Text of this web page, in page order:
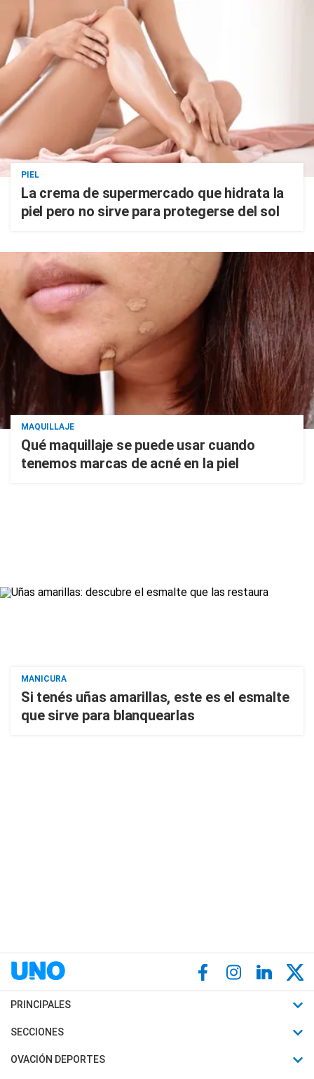
PIEL
La crema de supermercado que hidrata la
piel pero no sirve para protegerse del sol
MAQUILLAJE
Qué maquillaje se puede usar cuando
tenemos marcas de acné en la piel
MANICURA
Si tenés uñas amarillas, este es el esmalte
que sirve para blanquearlas
PRINCIPALES
Últimas Noticias
Política
SECCIONES
Horóscopo
OVACIÓN DEPORTES